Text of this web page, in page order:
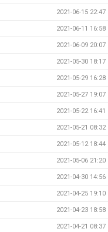
2021-06-15 22:47
2021-06-11 16:58
2021-06-09 20:07
2021-05-30 18:17
2021-05-29 16:28
2021-05-27 19:07
2021-05-22 16:41
2021-05-21 08:32
2021-05-12 18:44
2021-05-06 21:20
2021-04-30 14:56
2021-04-25 19:10
2021-04-23 18:58
2021-04-21 08:37